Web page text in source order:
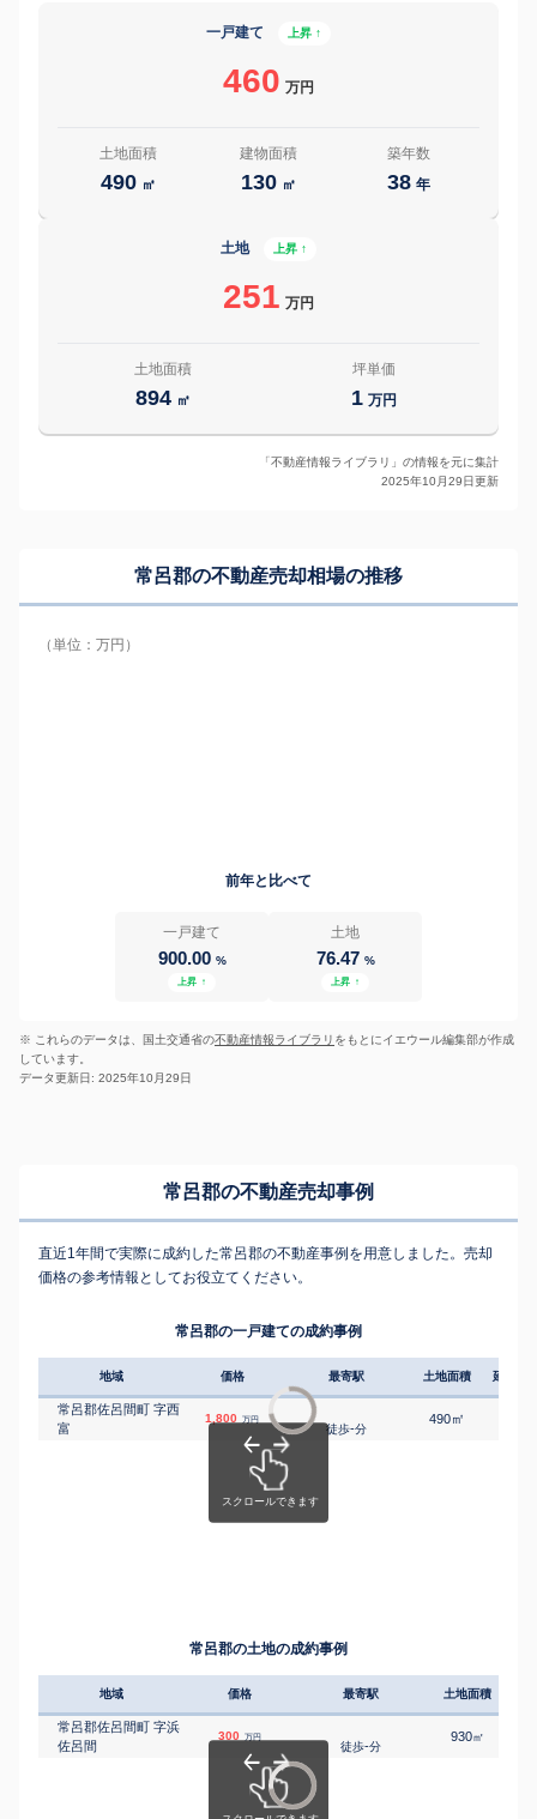
一戸建て 上昇 ↑
460 万円
土地面積
490 ㎡
建物面積
130 ㎡
築年数
38 年
土地 上昇 ↑
251 万円
土地面積
894 ㎡
坪単価
1 万円
「不動産情報ライブラリ」の情報を元に集計
2025年10月29日更新
常呂郡の不動産売却相場の推移
（単位：万円）
前年と比べて
一戸建て
900.00 %
上昇 ↑
土地
76.47 %
上昇 ↑
※ これらのデータは、国土交通省の不動産情報ライブラリ をもとにイエウール編集部が作成
しています。
データ更新日: 2025年10月29日
常呂郡の不動産売却事例
直近1年間で実際に成約した常呂郡の不動産事例を用意しました。売却
価格の参考情報としてお役立てください。
常呂郡の一戸建ての成約事例
地域 価格 最寄駅 土地面積 延床面
常呂郡佐呂間町 字西
富
1,800 万円
徒歩-分
490㎡
常呂郡の土地の成約事例
地域 価格 最寄駅 土地面積
常呂郡佐呂間町 字浜
佐呂間
300 万円
徒歩-分
930㎡